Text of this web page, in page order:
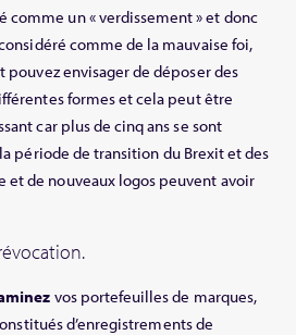
un « verdissement » et donc
comme de la mauvaise foi,
pouvez envisager de déposer des
formes et cela peut être
car plus de cinq ans se sont
période de transition du Brexit et des
et de nouveaux logos peuvent avoir
vos portefeuilles de marques,
d’enregistrements de